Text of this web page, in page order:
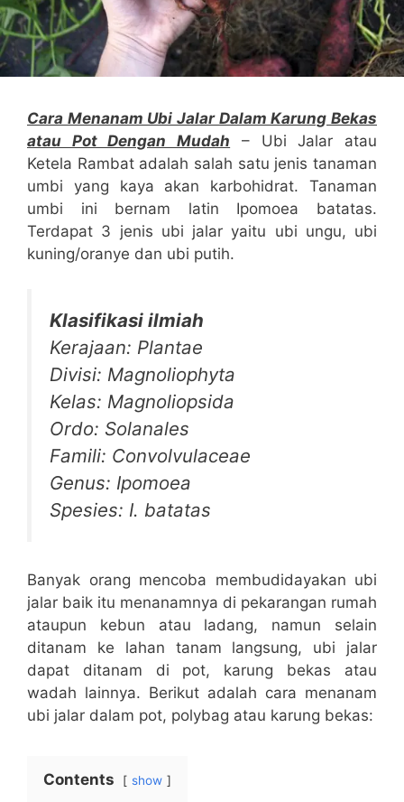
Cara Menanam Ubi Jalar Dalam Karung Bekas
atau Pot Dengan Mudah – Ubi Jalar atau
Ketela Rambat adalah salah satu jenis tanaman
umbi yang kaya akan karbohidrat. Tanaman
umbi ini bernam latin Ipomoea batatas.
Terdapat 3 jenis ubi jalar yaitu ubi ungu, ubi
kuning/oranye dan ubi putih.
Klasifikasi ilmiah
Kerajaan: Plantae
Divisi: Magnoliophyta
Kelas: Magnoliopsida
Ordo: Solanales
Famili: Convolvulaceae
Genus: Ipomoea
Spesies: I. batatas
Banyak orang mencoba membudidayakan ubi
jalar baik itu menanamnya di pekarangan rumah
ataupun kebun atau ladang, namun selain
ditanam ke lahan tanam langsung, ubi jalar
dapat ditanam di pot, karung bekas atau
wadah lainnya. Berikut adalah cara menanam
ubi jalar dalam pot, polybag atau karung bekas:
Contents show